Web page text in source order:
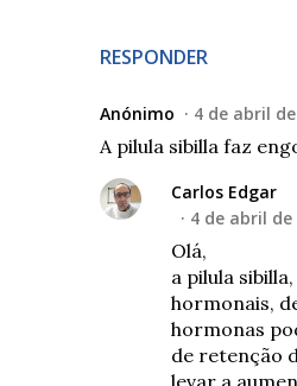
RESPONDER
Anónimo 4 de abril
A pilula sibilla faz
Carlos Edgar
4 de abril de
Olá,
a pilula
hormonais,
hormonas
de retenção
levar a